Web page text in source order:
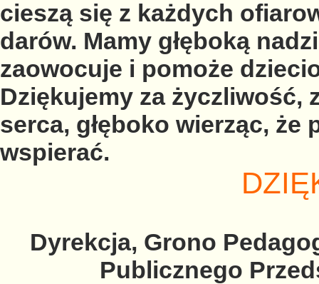
cieszą się z każdych
darów. Mamy głęboką
zaowocuje i pomoże
Dziękujemy za życzliwość,
serca, głęboko wierząc, że
wspierać.
Dyrekcja, Grono
Publicznego